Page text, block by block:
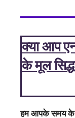
क्या आप
के मूल
हम आपके समय के